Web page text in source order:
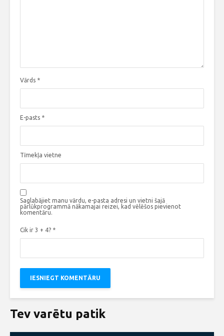
Vārds *
E-pasts *
Tīmekļa vietne
Saglabājiet manu vārdu, e-pasta adresi un vietni šajā
pārlūkprogrammā nākamajai reizei, kad vēlēšos pievienot
komentāru.
Cik ir 3 + 4? *
Tev varētu patik